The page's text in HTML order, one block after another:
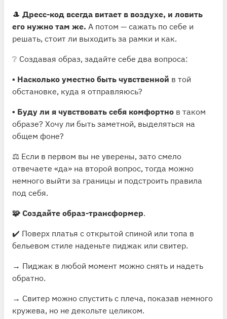
🎩 Дресс-код всегда витает в воздухе, и ловить
его нужно там же. А потом — сажать по себе и
решать, стоит ли выходить за рамки и как.
❔ Создавая образ, задайте себе два вопроса:
▪️ Насколько уместно быть чувственной в той
обстановке, куда я отправляюсь?
▪️ Буду ли я чувствовать себя комфортно в таком
образе? Хочу ли быть заметной, выделяться на
общем фоне?
⚖️ Если в первом вы не уверены, зато смело
отвечаете «да» на второй вопрос, тогда можно
немного выйти за границы и подстроить правила
под себя.
🧩 Создайте образ-трансформер.
✔️ Поверх платья с открытой спиной или топа в
бельевом стиле наденьте пиджак или свитер.
→ Пиджак в любой момент можно снять и надеть
обратно.
→ Свитер можно спустить с плеча, показав немного
кружева, но не декольте целиком.